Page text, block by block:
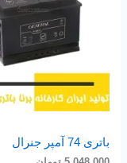
باتری 74 آمپر جنرال